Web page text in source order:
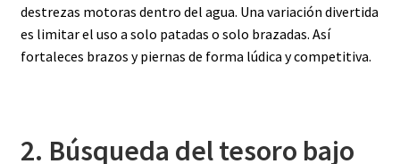
destrezas motoras dentro del agua. Una variación divertida
es limitar el uso a solo patadas o solo brazadas. Así
fortaleces brazos y piernas de forma lúdica y competitiva.
2. Búsqueda del tesoro bajo